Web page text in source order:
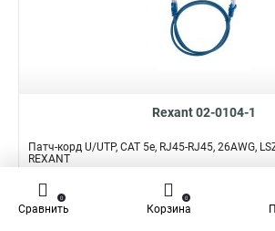
Rexant 02-0104-1
Патч-корд U/UTP, CAT 5e, RJ45-RJ45, 26AWG,
REXANT
Подробнее
Наличие:
Сравнить
0
Корзина
0